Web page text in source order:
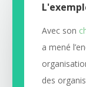
Avec son
a mené
des